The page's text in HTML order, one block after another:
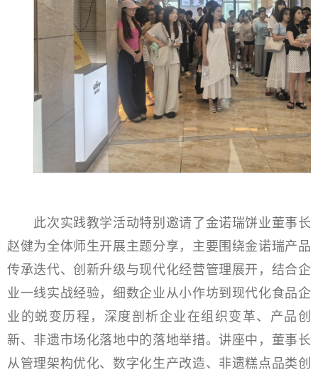
此次实践教学活动特别邀请了金诺瑞饼业董事长
赵健为全体师生开展主题分享，主要围绕金诺瑞产品
传承迭代、创新升级与现代化经营管理展开，结合企
业一线实战经验，细数企业从小作坊到现代化食品企
业的蜕变历程，深度剖析企业在组织变革、产品创
新、非遗市场化落地中的落地举措。讲座中，董事长
从管理架构优化、数字化生产改造、非遗糕点品类创